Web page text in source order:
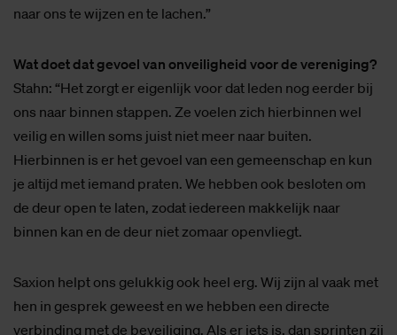
naar ons te wijzen en te lachen.”
Wat doet dat gevoel van onveiligheid voor de vereniging?
Stahn: “Het zorgt er eigenlijk voor dat leden nog eerder bij
ons naar binnen stappen. Ze voelen zich hierbinnen wel
veilig en willen soms juist niet meer naar buiten.
Hierbinnen is er het gevoel van een gemeenschap en kun
je altijd met iemand praten. We hebben ook besloten om
de deur open te laten, zodat iedereen makkelijk naar
binnen kan en de deur niet zomaar openvliegt.
Saxion helpt ons gelukkig ook heel erg. Wij zijn al vaak met
hen in gesprek geweest en we hebben een directe
verbinding met de beveiliging. Als er iets is, dan sprinten zij